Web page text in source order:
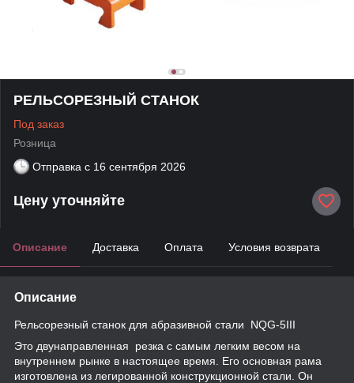
РЕЛЬСОРЕЗНЫЙ СТАНОК
Под заказ
Розница
Отправка с 16 сентября 2026
Цену уточняйте
Описание Доставка Оплата Условия возврата
Описание
Рельсорезный станок для абразивной стали NQG-5III
Это двунаправленная резка с самым легким весом на
внутреннем рынке в настоящее время. Его основная рама
изготовлена из легированной конструкционной стали. Он